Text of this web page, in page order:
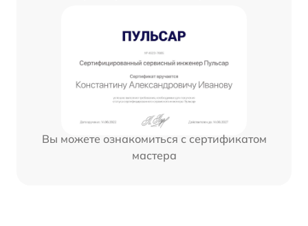
Вы можете ознакомиться с сертификатом
мастера